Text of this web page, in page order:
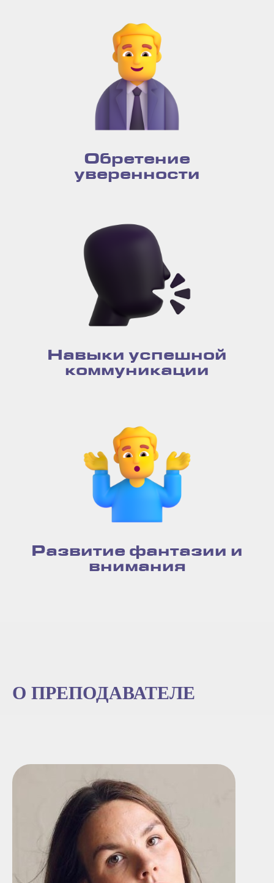
Обретение
уверенности
Навыки успешной
коммуникации
Развитие фантазии и
внимания
О ПРЕПОДАВАТЕЛЕ